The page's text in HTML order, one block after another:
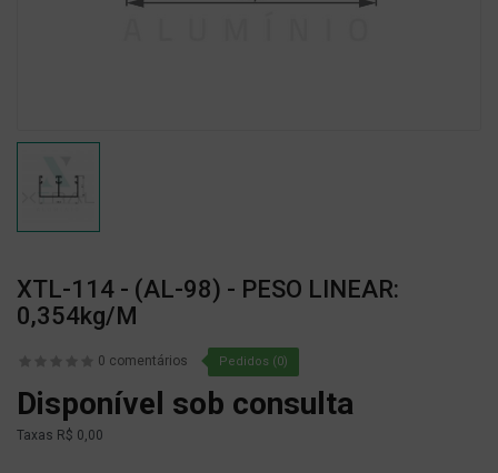
XTL-114 - (AL-98) - PESO LINEAR:
0,354kg/m
0 comentários Pedidos (0)
Disponível sob consulta
Taxas R$ 0,00